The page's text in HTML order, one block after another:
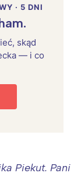
· 5 DNI
skąd
— i co
Piekut. Pani